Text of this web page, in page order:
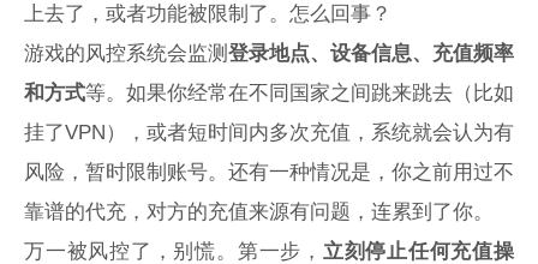
上去了，或者功能被限制了。怎么回事？
游戏的风控系统会监测 登录地点、设备信息、充值频率
和方式等。如果你经常在不同国家之间跳来跳去（比如
挂了VPN），或者短时间内多次充值，系统就会认为有
风险，暂时限制账号。还有一种情况是，你之前用过不
靠谱的代充，对方的充值来源有问题，连累到了你。
万一被风控了，别慌。第一步， 立刻停止任何充值操